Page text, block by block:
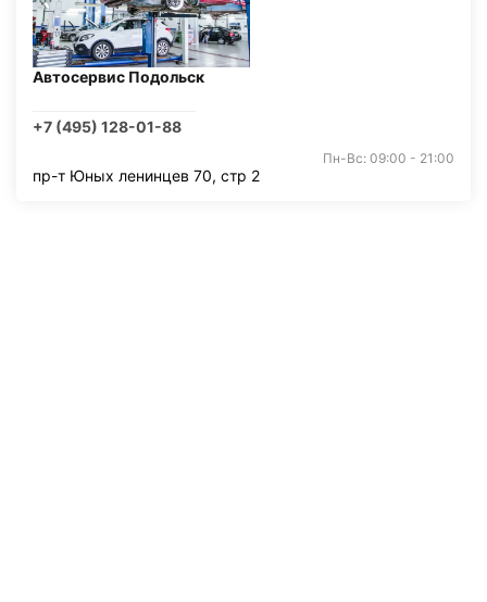
Автосервис Подольск
+7 (495) 128-01-88
Пн-Вс: 09:00 - 21:00
пр-т Юных ленинцев 70, стр 2